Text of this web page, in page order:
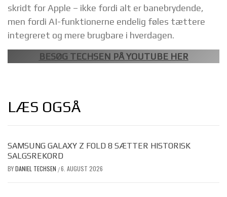
skridt for Apple – ikke fordi alt er banebrydende,
men fordi AI-funktionerne endelig føles tættere
integreret og mere brugbare i hverdagen.
BESØG TECHSEN PÅ YOUTUBE HER
LÆS OGSÅ
SAMSUNG GALAXY Z FOLD 8 SÆTTER HISTORISK
SALGSREKORD
BYDANIEL TECHSEN /6. AUGUST 2026